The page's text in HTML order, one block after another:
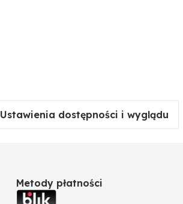
Ustawienia dostępności i wyglądu
Metody płatności